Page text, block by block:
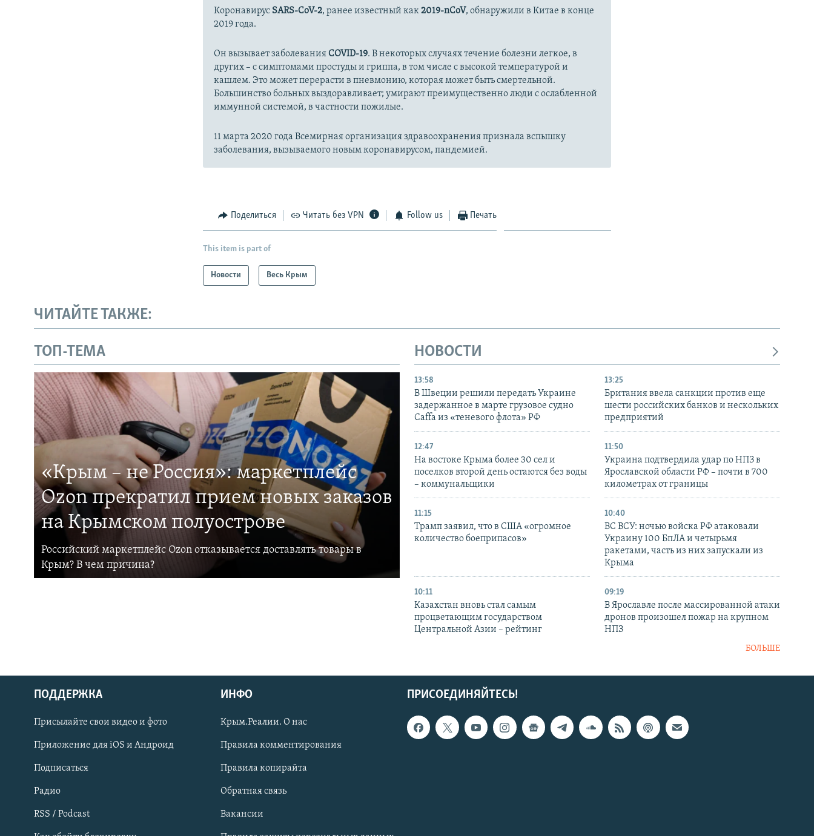
Українською
Qırımtatar
ПРИСОЕДИНЯЙТЕСЬ!
Auto 360p 480p
Коронавирус SARS-CoV-2, ранее известный как2019-nCoV, обнаружили в Китае в конце
2019 года.
Он вызывает заболеванияCOVID-19. В некоторых случаях течение болезни легкое, в
других – с симптомами простуды и гриппа, в том числе с высокой температурой и
кашлем. Это может перерасти в пневмонию, которая может быть смертельной.
Большинство больных выздоравливает; умирают преимущественно люди с ослабленной
иммунной системой, в частности пожилые.
11 марта 2020 года Всемирная организация здравоохранения признала вспышку
заболевания, вызываемого новым коронавирусом, пандемией.
Поделиться Читать без VPN Follow us Печать
This item is part of
Новости Весь Крым
ЧИТАЙТЕ ТАКЖЕ:
ТОП-ТЕМА
«Крым – не Россия»: маркетплейс
Ozon прекратил прием новых заказов
на Крымском полуострове
Российский маркетплейс Ozon отказывается доставлять товары в
Крым? В чем причина?
НОВОСТИ
13:58
В Швеции решили передать Украине
задержанное в марте грузовое судно
Caffa из «теневого флота» РФ
13:25
Британия ввела санкции против еще
шести российских банков и нескольких
предприятий
12:47
На востоке Крыма более 30 сел и
поселков второй день остаются без воды
– коммунальщики
11:50
Украина подтвердила удар по НПЗ в
Ярославской области РФ – почти в 700
километрах от границы
11:15
Трамп заявил, что в США «огромное
количество боеприпасов»
10:40
ВС ВСУ: ночью войска РФ атаковали
Украину 100 БпЛА и четырьмя
ракетами, часть из них запускали из
Крыма
10:11
Казахстан вновь стал самым
процветающим государством
Центральной Азии – рейтинг
09:19
В Ярославле после массированной атаки
дронов произошел пожар на крупном
НПЗ
БОЛЬШЕ
ПРИСОЕДИНЯЙТЕСЬ!
ПОДДЕРЖКА
Присылайте свои видео и фото
Приложение для iOS и Андроид
Подписаться
Радио
RSS / Podcast
ИНФО
Крым.Реалии. О нас
Правила комментирования
Правила копирайта
Обратная связь
Вакансии